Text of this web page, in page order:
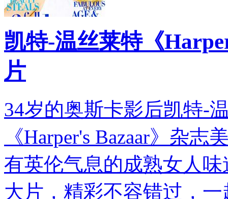
凯特-温丝莱特《
片
34岁的奥斯卡影后凯特-
《Harper's Bazaar》杂
有英伦气息的成熟女人
大片，精彩不容错过，